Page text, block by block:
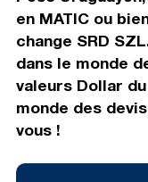
en MATIC ou
change SRD
dans le monde
valeurs Dollar
monde des
vous !